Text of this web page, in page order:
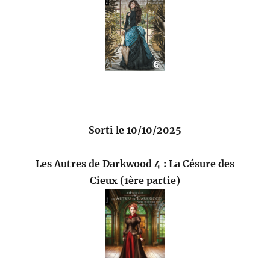
Sorti le 10/10/2025
Les Autres de Darkwood 4 : La Césure des
Cieux (1ère partie)